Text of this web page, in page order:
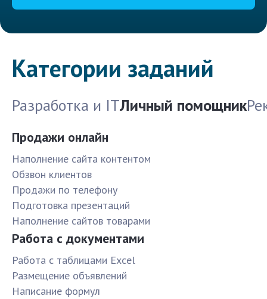
Категории заданий
Разработка и ITЛичный помощник
Продажи онлайн
Наполнение сайта контентом
Обзвон клиентов
Продажи по телефону
Подготовка презентаций
Наполнение сайтов товарами
Работа с документами
Работа с таблицами Excel
Размещение объявлений
Написание формул